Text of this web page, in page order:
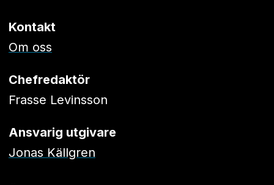
Kontakt
Om oss
Chefredaktör
Frasse Levinsson
Ansvarig utgivare
Jonas Källgren